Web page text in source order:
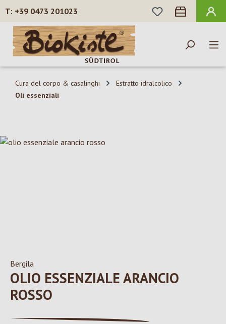
Passa al contenuto principale
+39 0473 201023
HAI 0 ARTICOLI
Cura del corpo & casalinghi
Estratto idralcolico
Oli essenziali
Salta la galleria di immagini
Bergila
OLIO ESSENZIALE ARANCIO
ROSSO